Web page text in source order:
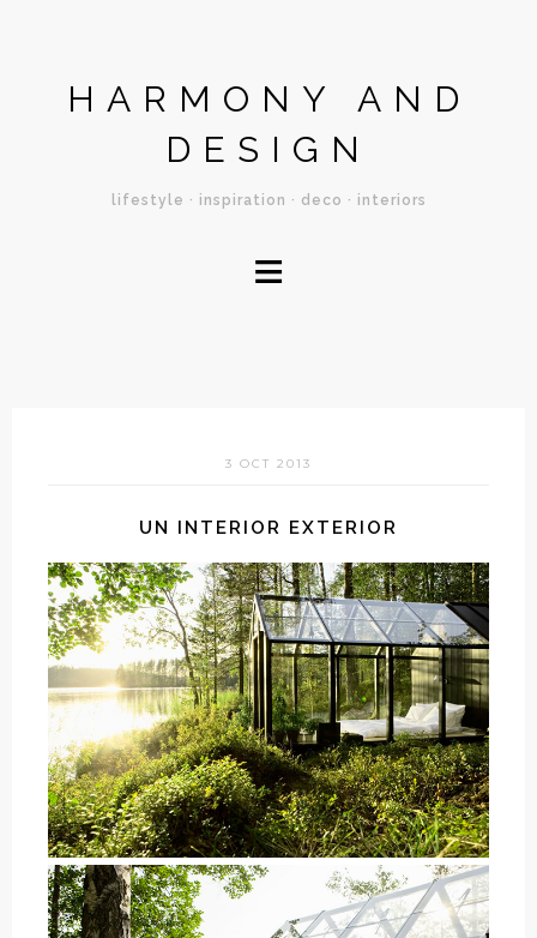
HARMONY AND
DESIGN
lifestyle · inspiration · deco · interiors
≡
3 OCT 2013
UN INTERIOR EXTERIOR